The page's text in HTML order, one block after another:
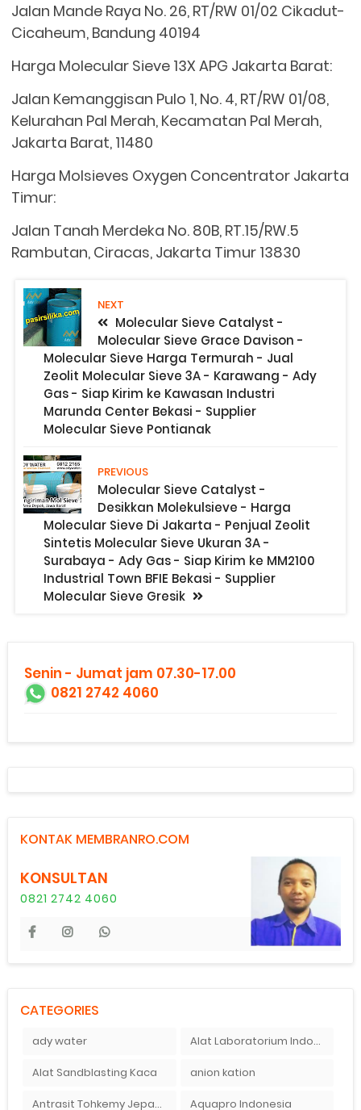
Jalan Mande Raya No. 26, RT/RW 01/02 Cikadut-
Cicaheum, Bandung 40194
Harga Molecular Sieve 13X APG Jakarta Barat:
Jalan Kemanggisan Pulo 1, No. 4, RT/RW 01/08,
Kelurahan Pal Merah, Kecamatan Pal Merah,
Jakarta Barat, 11480
Harga Molsieves Oxygen Concentrator Jakarta
Timur:
Jalan Tanah Merdeka No. 80B, RT.15/RW.5
Rambutan, Ciracas, Jakarta Timur 13830
NEXT
Molecular Sieve Catalyst -
Molecular Sieve Grace Davison -
Molecular Sieve Harga Termurah - Jual
Zeolit Molecular Sieve 3A - Karawang - Ady
Gas - Siap Kirim ke Kawasan Industri
Marunda Center Bekasi - Supplier
Molecular Sieve Pontianak
PREVIOUS
Molecular Sieve Catalyst -
Desikkan Molekulsieve - Harga
Molecular Sieve Di Jakarta - Penjual Zeolit
Sintetis Molecular Sieve Ukuran 3A -
Surabaya - Ady Gas - Siap Kirim ke MM2100
Industrial Town BFIE Bekasi - Supplier
Molecular Sieve Gresik
Senin - Jumat jam 07.30-17.00
0821 2742 4060
KONTAK MEMBRANRO.COM
KONSULTAN
0821 2742 4060
CATEGORIES
ady water Alat Laboratorium Indonesia
Alat Sandblasting Kaca anion kation
Antrasit Tohkemy Jepang Indonesia Aquapro Indonesia